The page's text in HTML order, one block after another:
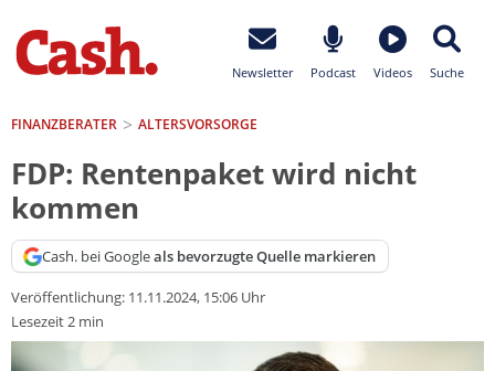
Newsletter Podcast Videos Suche
FINANZBERATER ALTERSVORSORGE
FDP: Rentenpaket wird nicht
kommen
Cash. bei Googleals bevorzugte Quelle markieren
Veröffentlichung: 11.11.2024, 15:06 Uhr
Lesezeit 2 min